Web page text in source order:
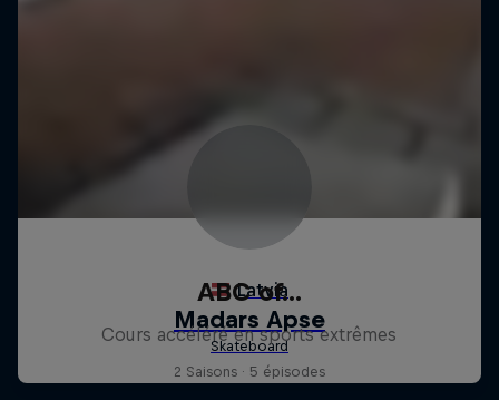
ABC of...
Cours accéléré en sports extrêmes
2 Saisons · 5 épisodes